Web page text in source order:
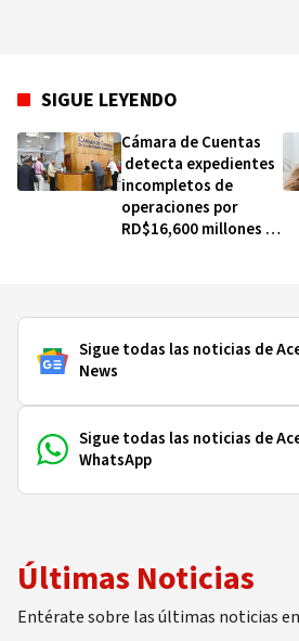
SIGUE LEYENDO
Cámara de Cuentas
detecta expedientes
incompletos de
operaciones por
RD$16,600 millones en
Sigue todas las noticias de
News
Sigue todas las noticias de
WhatsApp